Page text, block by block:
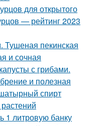
для открытого
— рейтинг 2023
Тушеная пекинская
и сочная
с грибами.
и полезная
спирт
1 литровую банку